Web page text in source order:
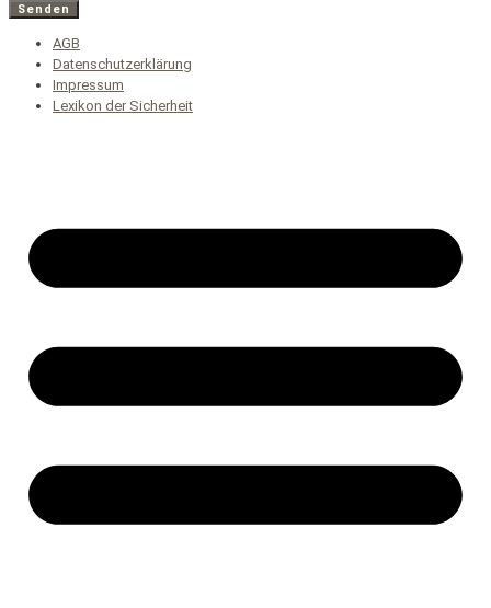
Senden
AGB
Datenschutzerklärung
Impressum
Lexikon der Sicherheit